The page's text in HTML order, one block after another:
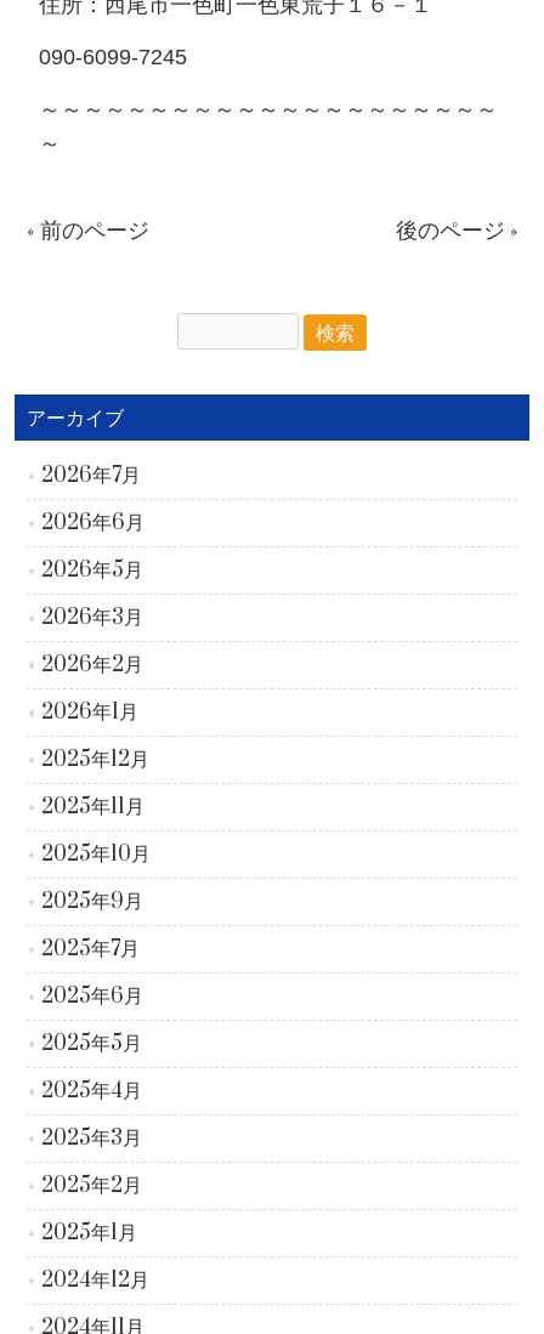
住所：西尾市一色町一色東荒子１６－１
090-6099-7245
～～～～～～～～～～～～～～～～～～～～～
～
« 前のページ 後のページ »
アーカイブ
2026年7月
2026年6月
2026年5月
2026年3月
2026年2月
2026年1月
2025年12月
2025年11月
2025年10月
2025年9月
2025年7月
2025年6月
2025年5月
2025年4月
2025年3月
2025年2月
2025年1月
2024年12月
2024年11月